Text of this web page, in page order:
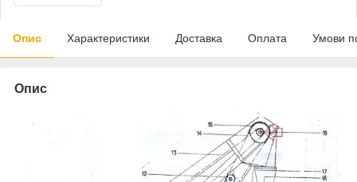
Опис Характеристики Доставка Оплата Умови
Опис